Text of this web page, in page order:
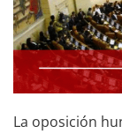
La oposición